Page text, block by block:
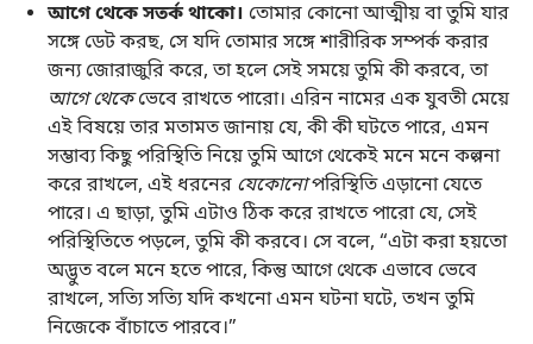
আগে থেকে সতর্ক থাকো। তোমার কোনো আত্মীয় বা তুমি যার
সঙ্গে ডেট করছ, সে যদি তোমার সঙ্গে শারীরিক সম্পর্ক করার
জন্য জোরাজুরি করে, তা হলে সেই সময়ে তুমি কী করবে, তা
আগে থেকেভেবে রাখতে পারো। এরিন নামের এক যুবতী মেয়ে
এই বিষয়ে তার মতামত জানায় যে, কী কী ঘটতে পারে, এমন
সম্ভাব্য কিছু পরিস্থিতি নিয়ে তুমি আগে থেকেই মনে মনে কল্পনা
করে রাখলে, এই ধরনের যেকোনোপরিস্থিতি এড়ানো যেতে
পারে। এ ছাড়া, তুমি এটাও ঠিক করে রাখতে পারো যে, সেই
পরিস্থিতিতে পড়লে, তুমি কী করবে। সে বলে, “এটা করা হয়তো
অদ্ভুত বলে মনে হতে পারে, কিন্তু আগে থেকে এভাবে ভেবে
রাখলে, সত্যি সত্যি যদি কখনো এমন ঘটনা ঘটে, তখন তুমি
নিজেকে বাঁচাতে পারবে।”